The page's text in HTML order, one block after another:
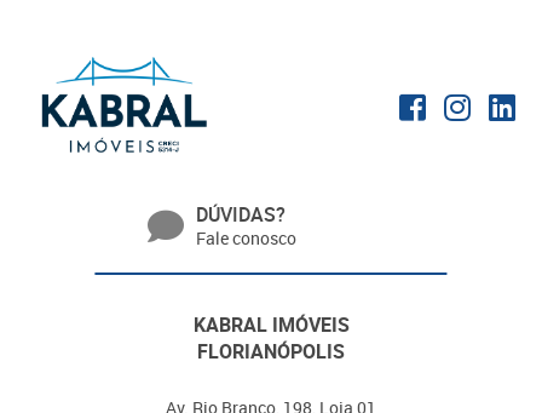
DÚVIDAS?
Fale conosco
KABRAL IMÓVEIS
FLORIANÓPOLIS
Av. Rio Branco, 198, Loja 01